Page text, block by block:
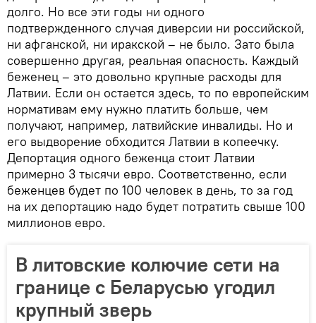
долго. Но все эти годы ни одного
подтвержденного случая диверсии ни российской,
ни афганской, ни иракской – не было. Зато была
совершенно другая, реальная опасность. Каждый
беженец – это довольно крупные расходы для
Латвии. Если он остается здесь, то по европейским
нормативам ему нужно платить больше, чем
получают, например, латвийские инвалиды. Но и
его выдворение обходится Латвии в копеечку.
Депортация одного беженца стоит Латвии
примерно 3 тысячи евро. Соответственно, если
беженцев будет по 100 человек в день, то за год
на их депортацию надо будет потратить свыше 100
миллионов евро.
В литовские колючие сети на
границе с Беларусью угодил
крупный зверь